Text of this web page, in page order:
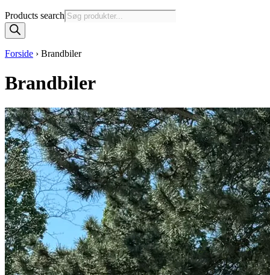
Products search
Forside › Brandbiler
Brandbiler